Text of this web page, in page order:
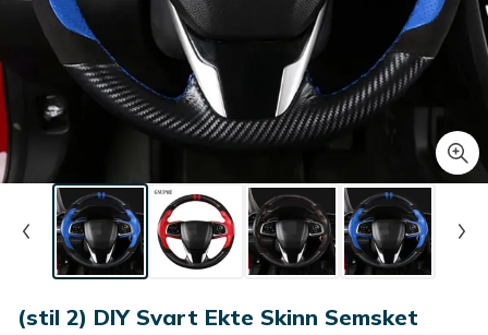
(stil 2) DIY Svart Ekte Skinn Semsket